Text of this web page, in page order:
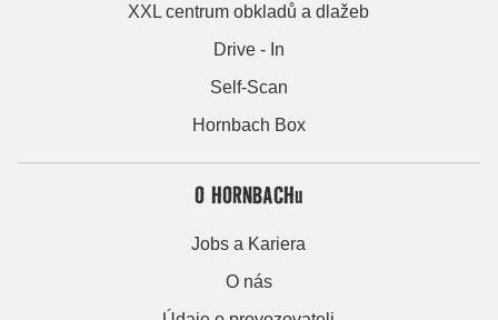
XXL centrum obkladů a dlažeb
Drive - In
Self-Scan
Hornbach Box
O HORNBACHu
Jobs a Kariera
O nás